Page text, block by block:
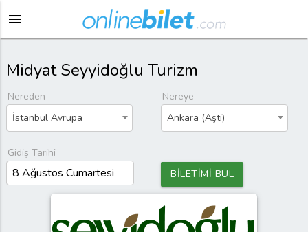
menu
Midyat Seyyidoğlu Turizm
Nereden
İstanbul Avrupa
Nereye
Ankara (Aşti)
Gidiş Tarihi
BİLETİMİ BUL